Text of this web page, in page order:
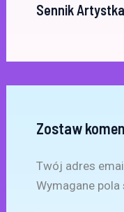
Sennik Artystka
Zostaw
Twój adres
Wymagane